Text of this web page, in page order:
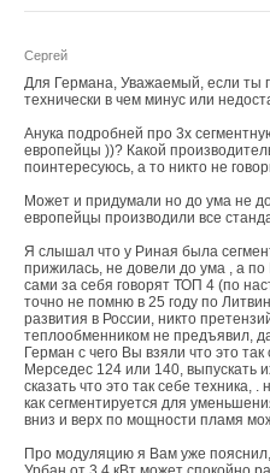
Сергей
Для Германа, Уважаемый, если ты
технически в чем минус или
Анука подробней про 3х
европейцы ))? Какой
поинтересуюсь, а то никто не
Может и придумали но до ума не
европейцы производили все
Я слышал что у Риная была
прижилась, не довели до ума , а
сами за себя говорят ТОП 4 (по
точно не помню в 25 году по
развития в России, никто
теплообменником не предъявил,
Герман с чего Вы взяли что это
Мерседес 124 или 140, выпускать
сказать что это так себе техника,
как сегментируется для
вниз и верх по мощности пламя
Про модуляцию я Вам уже